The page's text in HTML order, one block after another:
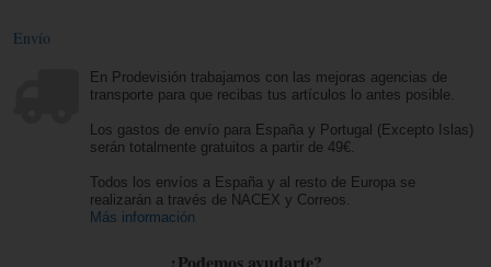
Envío
En Prodevisión trabajamos con las mejoras agencias de
transporte para que recibas tus artículos lo antes posible.
Los gastos de envío para España y Portugal (Excepto Islas)
serán totalmente gratuitos a partir de 49€.
Todos los envíos a España y al resto de Europa se
realizarán a través de NACEX y Correos.
Más información
¿Podemos ayudarte?